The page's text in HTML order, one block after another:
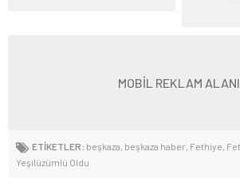
MOBİL REKLAM ALANI
ETİKETLER: beşkaza, beşkaza haber, Fethiye,
Yeşilüzümlü Oldu